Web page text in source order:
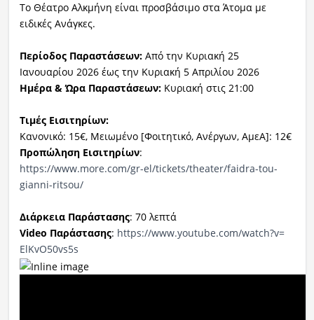
Το Θέατρο Αλκμήνη είναι προσβάσιμο στα Άτομα με
ειδικές Ανάγκες.
Περίοδος Παραστάσεων:Από την Κυριακή 25
Ιανουαρίου 2026 έως την Κυριακή 5 Απριλίου 2026
Ημέρα & Ώρα Παραστάσεων:Κυριακή στις 21:00
Τιμές Εισιτηρίων:
Κανονικό: 15€, Μειωμένο [Φοιτητικό, Ανέργων, ΑμεΑ]: 12€
Προπώληση Εισιτηρίων:
https://www.more.com/gr-el/tickets/theater/faidra-tou-
gianni-ritsou/
Διάρκεια Παράστασης: 70 λεπτά
Video Παράστασης: https://www.youtube.com/watch?v=
ElKvO50vs5s